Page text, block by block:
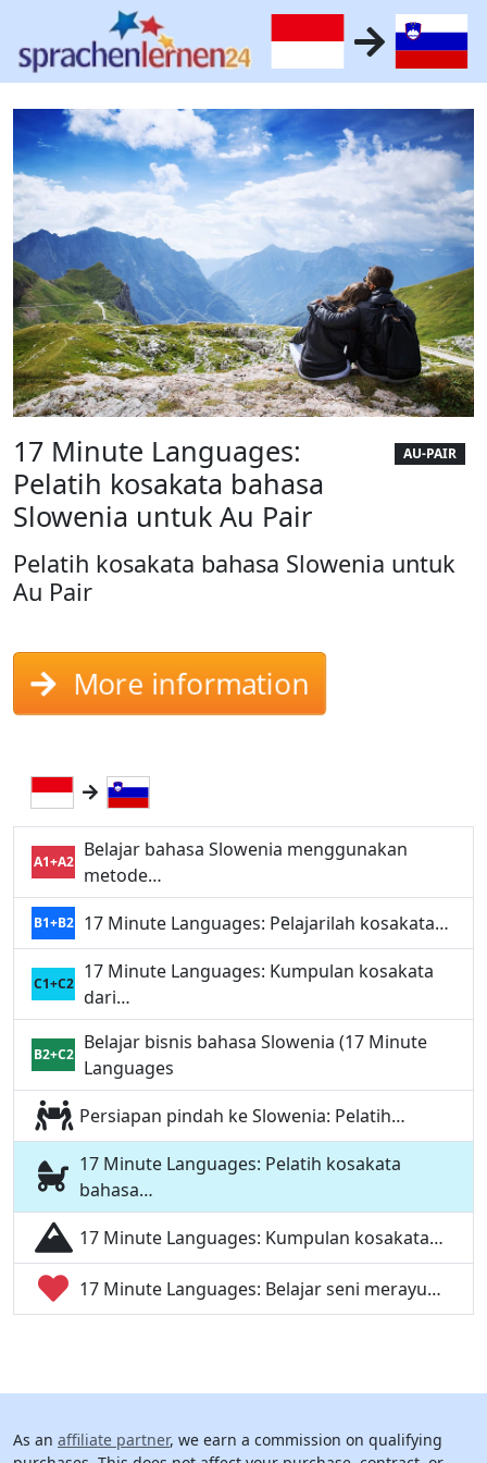
AU-PAIR
17 Minute Languages:
Pelatih kosakata bahasa
Slowenia untuk Au Pair
Pelatih kosakata bahasa Slowenia untuk
Au Pair
More information
A1+A2
Belajar bahasa Slowenia menggunakan
metode…
B1+B2 17 Minute Languages: Pelajarilah kosakata…
C1+C2
17 Minute Languages: Kumpulan kosakata
dari…
B2+C2
Belajar bisnis bahasa Slowenia (17 Minute
Languages
Persiapan pindah ke Slowenia: Pelatih…
17 Minute Languages: Pelatih kosakata
bahasa…
17 Minute Languages: Kumpulan kosakata…
17 Minute Languages: Belajar seni merayu…
As an affiliate partner, we earn a commission on qualifying